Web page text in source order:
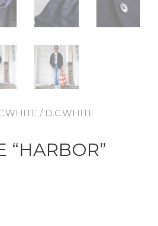
/ D.C.WHITE
“HARBOR”